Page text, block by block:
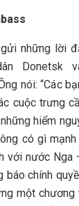
gửi những lời
Donetsk
nói: “Các
cuộc trưng
hiểm
có gì
với nước Nga
báo chính
một chương